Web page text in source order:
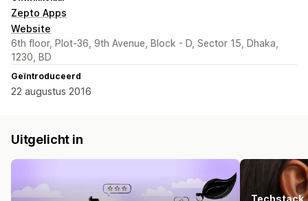
Zepto Apps
Website
6th floor, Plot-36, 9th Avenue, Block - D, Sector 15, Dhaka,
1230, BD
Geïntroduceerd
22 augustus 2016
Uitgelicht in